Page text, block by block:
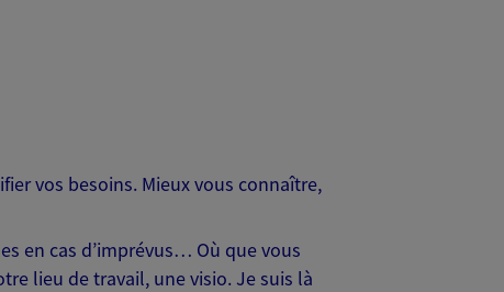
vos besoins. Mieux vous connaître,
en cas d’imprévus… Où que vous
lieu de travail, une visio. Je suis là